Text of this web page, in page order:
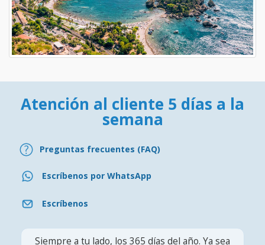
Atención al cliente 5 días a la
semana
Preguntas frecuentes (FAQ)
Escríbenos por WhatsApp
Escríbenos
Siempre a tu lado, los 365 días del año. Ya sea